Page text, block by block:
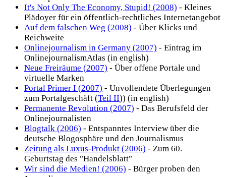
It's Not Only The Economy, Stupid! (2008) - Kleines
Plädoyer für ein öffentlich-rechtliches Internetangebot
Auf dem falschen Weg (2008) - Über Klicks und
Reichweite
Onlinejournalism in Germany (2007) - Eintrag im
OnlinejournalismAtlas (in english)
Neue Freiräume (2007) - Über offene Portale und
virtuelle Marken
Portal Primer I (2007) - Unvollendete Überlegungen
zum Portalgeschäft (Teil II)) (in english)
Permanente Revolution (2007) - Das Berufsfeld der
Onlinejournalisten
Blogtalk (2006) - Entspanntes Interview über die
deutsche Blogosphäre und den Journalismus
Zeitung als Luxus-Produkt (2006) - Zum 60.
Geburtstag des "Handelsblatt"
Wir sind die Medien! (2006) - Bürger proben den